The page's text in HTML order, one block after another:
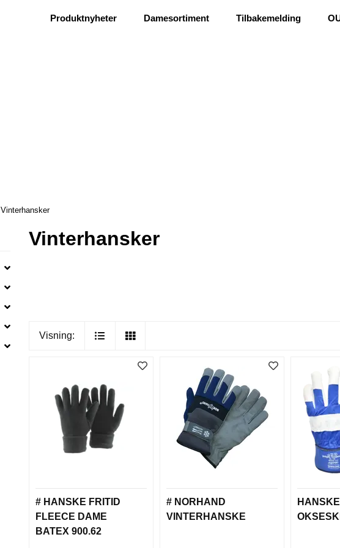
Ønsker besøk| Ris og ros
Produktnyheter Damesortiment Tilbakemelding
Vinterhansker
Vinterhansker
Visning:
# HANSKE FRITID
FLEECE DAME
BATEX 900.62
# NORHAND
VINTERHANSKE